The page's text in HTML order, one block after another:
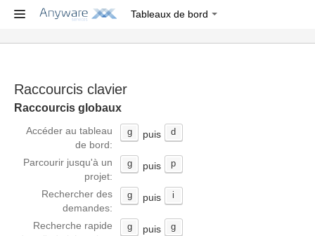
Tableaux de bord
Raccourcis clavier
Raccourcis globaux
Accéder au tableau
de bord:
g puis d
Parcourir jusqu'à un
projet:
g puis p
Rechercher des
demandes:
g puis i
Recherche rapide
g puis g